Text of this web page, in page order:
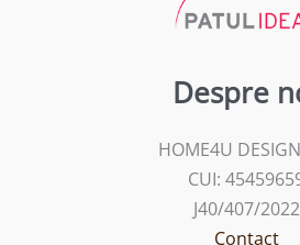
Despre
HOME4U
CUI:
J40/407/2022
Contact